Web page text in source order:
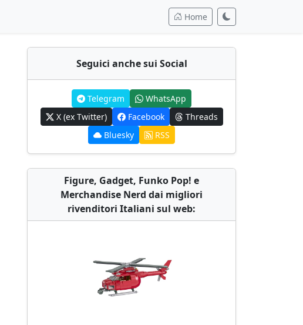
Home
Seguici anche sui Social
Telegram
WhatsApp
X (ex Twitter)
Facebook
Threads
Bluesky
RSS
Figure, Gadget, Funko Pop! e
Merchandise Nerd dai migliori
rivenditori Italiani sul web: